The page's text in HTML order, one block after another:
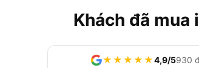
Khách đã mua
★★★★★4,9/5930